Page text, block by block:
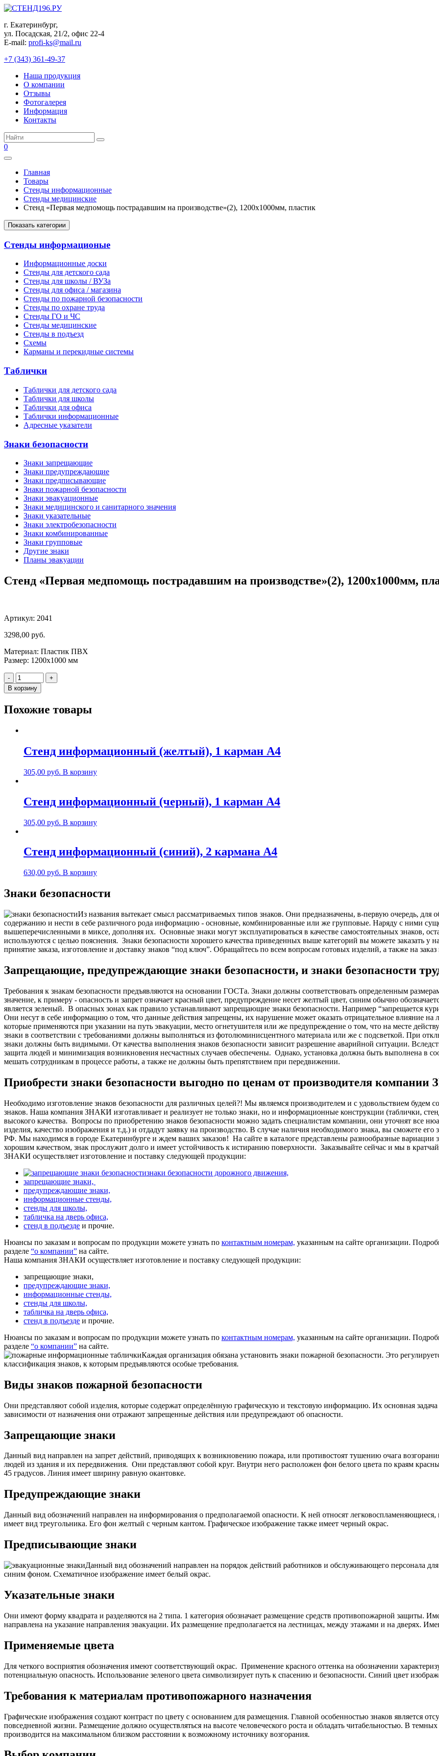
Перейти
контенту
г. Екатеринбург,
ул. Посадская, 21/2, офис 22-4
E-mail: profi-ks@mail.ru
+7 (343) 361-49-37
Наша продукция
О компании
Отзывы
Фотогалерея
Информация
Контакты
Поиск:
0
Главная
Товары
Стенды информационные
Стенды медицинские
Стенд «Первая медпомощь пострадавшим на производстве»(2), 1200х1000мм, пластик
Показать категории
Стенды информационые
Информационные доски
Стенды для детского сада
Стенды для школы / ВУЗа
Стенды для офиса / магазина
Стенды по пожарной безопасности
Стенды по охране труда
Стенды ГО и ЧС
Стенды медицинские
Стенды в подъезд
Схемы
Карманы и перекидные системы
Таблички
Таблички для детского сада
Таблички для школы
Таблички для офиса
Таблички информационные
Адресные указатели
Знаки безопасности
Знаки запрещающие
Знаки предупреждающие
Знаки предписывающие
Знаки пожарной безопасности
Знаки эвакуационные
Знаки медицинского и санитарного значения
Знаки указательные
Знаки электробезопасности
Знаки комбинированные
Знаки групповые
Другие знаки
Планы эвакуации
Стенд «Первая медпомощь пострадавшим на производстве»(2), 1200х1000мм,
Артикул: 2041
3298,00 руб.
Материал: Пластик ПВХ
Размер: 1200х1000 мм
Количество
Стенд
"Первая
пострадавшим
производстве"
1200х1000мм,
пластик
-
+
В корзину
Похожие товары
Стенд информационный (желтый), 1 карман А4
305,00 руб. В корзину
Стенд информационный (черный), 1 карман А4
305,00 руб. В корзину
Стенд информационный (синий), 2 карманa А4
630,00 руб. В корзину
Знаки безопасности
Из названия вытекает смысл рассматриваемых типов знаков. Они предназначены, в-первую очередь, для
содержанию и нести в себе различного рода информацию - основные, комбинированные или же групповые. Наряду с ними
вышеперечисленными в миксе, дополняя их. Основные знаки могут эксплуатироваться в качестве самостоятельных знаков,
используются с целью пояснения. Знаки безопасности хорошего качества приведенных выше категорий вы можете заказать
принятие заказа, изготовление и доставку знаков “под ключ”. Обращайтесь по всем вопросам готовых изделий, а также на
Запрещающие, предупреждающие знаки безопасности, и знаки безопасности
Требования к знакам безопасности предъявляются на основании ГОСТа. Знаки должны соответствовать определенным
значение, к примеру - опасность и запрет означает красный цвет, предупреждение несет желтый цвет, синим обычно
является зеленый. В опасных зонах как правило устанавливают запрещающие знаки безопасности. Например “запрещается
Они несут в себе информацию о том, что данные действия запрещены, их нарушение может оказать отрицательное влияние на
которые применяются при указании на путь эвакуации, место огнетушителя или же предупреждение о том, что на месте
знаки в соответствии с требованиями должны выполняться из фотолюминисцентного материала или же с подсветкой. При
знаки должны быть видимыми. От качества выполнения знаков безопасности зависит разрешение аварийной ситуации.
защита людей и минимизация возникновения несчастных случаев обеспечены. Однако, установка должна быть выполнена в
мешать сотрудникам в процессе работы, а также не должны быть препятствием при передвижении.
Приобрести знаки безопасности выгодно по ценам от производителя
Необходимо изготовление знаков безопасности для различных целей?! Мы являемся производителем и с удовольствием будем
знаков. Наша компания ЗНАКИ изготавливает и реализует не только знаки, но и информационные конструкции (таблички,
высокого качества. Вопросы по приобретению знаков безопасности можно задать специалистам компании, они уточнят все
изделия, качество изображения и т.д.) и отдадут заявку на производство. В случае наличия необходимого знака, вы сможете
РФ. Мы находимся в городе Екатеринбурге и ждем ваших заказов! На сайте в каталоге представлены разнообразные
хорошим качеством, знак прослужит долго и имеет устойчивость к истиранию поверхности. Заказывайте сейчас и мы в
ЗНАКИ осуществляет изготовление и поставку следующей продукции:
знаки безопасности дорожного движения,
запрещающие знаки,
предупреждающие знаки,
информационные стенды,
стенды для школы,
табличка на дверь офиса,
стенд в подъезде и прочие.
Нюансы по заказам и вопросам по продукции можете узнать по контактным номерам, указанным на сайте организации.
разделе “о компании” на сайте.
Наша компания ЗНАКИ осуществляет изготовление и поставку следующей продукции:
запрещающие знаки,
предупреждающие знаки,
информационные стенды,
стенды для школы,
табличка на дверь офиса,
стенд в подъезде и прочие.
Нюансы по заказам и вопросам по продукции можете узнать по контактным номерам, указанным на сайте организации.
разделе “о компании” на сайте.
Каждая организация обязана установить знаки пожарной безопасности. Это
классификация знаков, к которым предъявляются особые требования.
Виды знаков пожарной безопасности
Они представляют собой изделия, которые содержат определённую графическую и текстовую информацию. Их основная
зависимости от назначения они отражают запрещенные действия или предупреждают об опасности.
Запрещающие знаки
Данный вид направлен на запрет действий, приводящих к возникновению пожара, или противостоят тушению очага
людей из здания и их передвижения. Они представляют собой круг. Внутри него расположен фон белого цвета по краям
45 градусов. Линия имеет ширину равную окантовке.
Предупреждающие знаки
Данный вид обозначений направлен на информирования о предполагаемой опасности. К ней относят
имеет вид треугольника. Его фон желтый с черным кантом. Графическое изображение также имеет черный окрас.
Предписывающие знаки
Данный вид обозначений направлен на порядок действий работников и обслуживающего персонала
синим фоном. Схематичное изображение имеет белый окрас.
Указательные знаки
Они имеют форму квадрата и разделяются на 2 типа. 1 категория обозначает размещение средств противопожарной защиты.
направлена на указание направления эвакуации. Их размещение предполагается на лестницах, между этажами и на дверях.
Применяемые цвета
Для четкого восприятия обозначения имеют соответствующий окрас. Применение красного оттенка на обозначении
потенциальную опасность. Использование зеленого цвета символизирует путь к спасению и безопасности. Синий цвет
Требования к материалам противопожарного назначения
Графические изображения создают контраст по цвету с основанием для размещения. Главной особенностью знаков является
повседневной жизни. Размещение должно осуществляться на высоте человеческого роста и обладать читабельностью. В
производится на максимальном близком расстоянии к возможному источнику возгорания.